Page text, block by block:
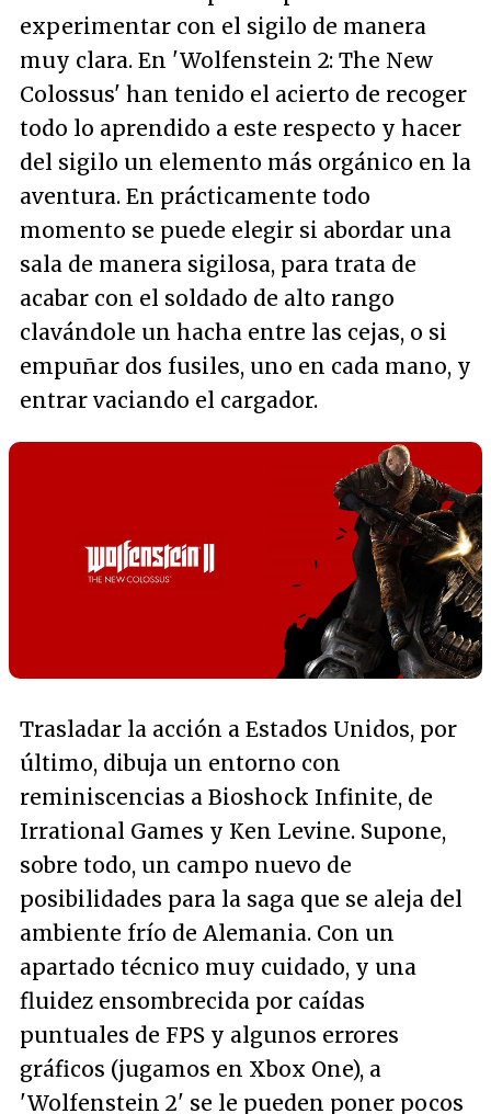
experimentar con el sigilo de manera
muy clara. En 'Wolfenstein 2: The New
Colossus' han tenido el acierto de recoger
todo lo aprendido a este respecto y hacer
del sigilo un elemento más orgánico en la
aventura. En prácticamente todo
momento se puede elegir si abordar una
sala de manera sigilosa, para trata de
acabar con el soldado de alto rango
clavándole un hacha entre las cejas, o si
empuñar dos fusiles, uno en cada mano, y
entrar vaciando el cargador.
Trasladar la acción a Estados Unidos, por
último, dibuja un entorno con
reminiscencias a Bioshock Infinite, de
Irrational Games y Ken Levine. Supone,
sobre todo, un campo nuevo de
posibilidades para la saga que se aleja del
ambiente frío de Alemania. Con un
apartado técnico muy cuidado, y una
fluidez ensombrecida por caídas
puntuales de FPS y algunos errores
gráficos (jugamos en Xbox One), a
'Wolfenstein 2' se le pueden poner pocos